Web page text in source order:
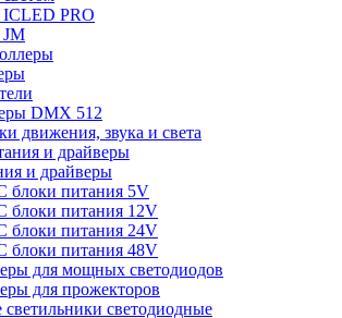
ICLED PRO
JM
DMX 512
движения, звука и света
и драйверы
блоки питания 5V
блоки питания 12V
блоки питания 24V
блоки питания 48V
для мощных светодиодов
для прожекторов